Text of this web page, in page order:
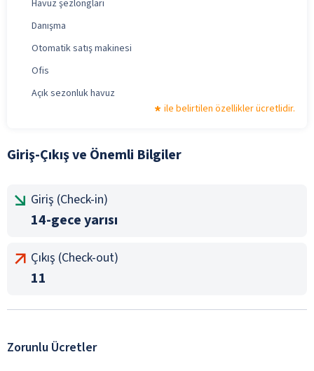
Havuz şezlongları
Danışma
Otomatik satış makinesi
Ofis
Açık sezonluk havuz
ile belirtilen özellikler ücretlidir.
Giriş-Çıkış ve Önemli Bilgiler
Giriş (Check-in)
14-gece yarısı
Çıkış (Check-out)
11
Zorunlu Ücretler